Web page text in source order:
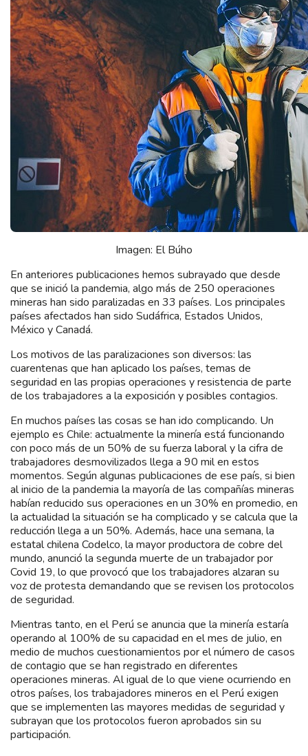
Imagen: El Búho
En anteriores publicaciones hemos subrayado que desde
que se inició la pandemia, algo más de 250 operaciones
mineras han sido paralizadas en 33 países. Los principales
países afectados han sido Sudáfrica, Estados Unidos,
México y Canadá.
Los motivos de las paralizaciones son diversos: las
cuarentenas que han aplicado los países, temas de
seguridad en las propias operaciones y resistencia de parte
de los trabajadores a la exposición y posibles contagios.
En muchos países las cosas se han ido complicando. Un
ejemplo es Chile: actualmente la minería está funcionando
con poco más de un 50% de su fuerza laboral y la cifra de
trabajadores desmovilizados llega a 90 mil en estos
momentos. Según algunas publicaciones de ese país, si bien
al inicio de la pandemia la mayoría de las compañías mineras
habían reducido sus operaciones en un 30% en promedio, en
la actualidad la situación se ha complicado y se calcula que la
reducción llega a un 50%. Además, hace una semana, la
estatal chilena Codelco, la mayor productora de cobre del
mundo, anunció la segunda muerte de un trabajador por
Covid 19, lo que provocó que los trabajadores alzaran su
voz de protesta demandando que se revisen los protocolos
de seguridad.
Mientras tanto, en el Perú se anuncia que la minería estaría
operando al 100% de su capacidad en el mes de julio, en
medio de muchos cuestionamientos por el número de casos
de contagio que se han registrado en diferentes
operaciones mineras. Al igual de lo que viene ocurriendo en
otros países, los trabajadores mineros en el Perú exigen
que se implementen las mayores medidas de seguridad y
subrayan que los protocolos fueron aprobados sin su
participación.